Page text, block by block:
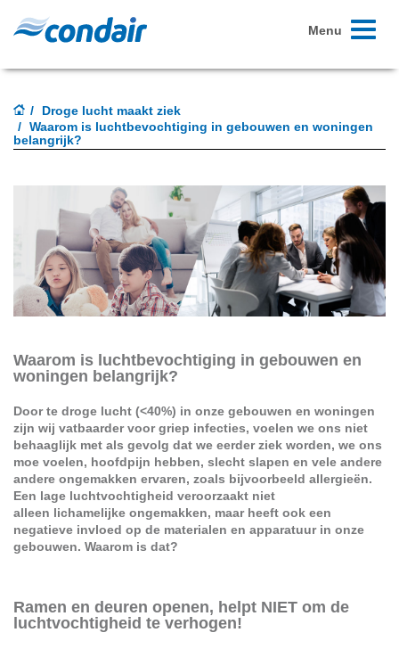
Toggle
Menu
Droge lucht maakt ziek
Waarom is luchtbevochtiging in gebouwen en woningen
belangrijk?
Waarom is luchtbevochtiging in gebouwen en
woningen belangrijk?
Door te droge lucht (<40%) in onze gebouwen en woningen
zijn wij vatbaarder voor griep infecties, voelen we ons niet
behaaglijk met als gevolg dat we eerder ziek worden, we ons
moe voelen, hoofdpijn hebben, slecht slapen en vele andere
andere ongemakken ervaren, zoals bijvoorbeeld allergieën.
Een lage luchtvochtigheid veroorzaakt niet
alleen lichamelijke ongemakken, maar heeft ook een
negatieve invloed op de materialen en apparatuur in onze
gebouwen. Waarom is dat?
Ramen en deuren openen, helpt NIET om de
luchtvochtigheid te verhogen!